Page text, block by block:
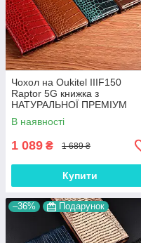
Чохол на Oukitel IIIF150
Raptor 5G книжка з
НАТУРАЛЬНОЇ ПРЕМІУМ
ШКІРИ із підставкою
протиударний магнітний
В наявності
1 089 ₴ 1 689 ₴
Купити
–36% Подарунок